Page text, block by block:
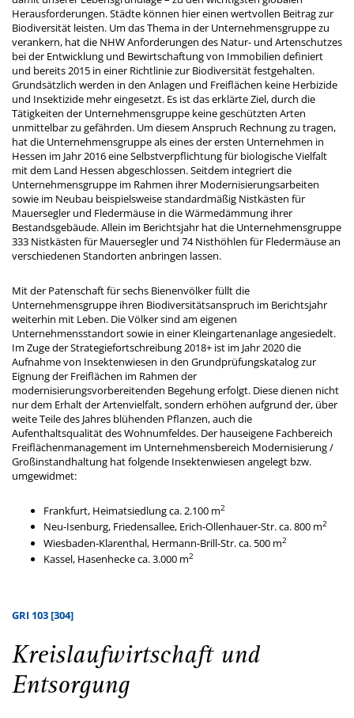
Herausforderungen. Städte können hier einen wertvollen Beitrag zur
Biodiversität leisten. Um das Thema in der Unternehmensgruppe zu
verankern, hat die NHW Anforderungen des Natur- und Artenschutzes
bei der Entwicklung und Bewirtschaftung von Immobilien definiert
und bereits 2015 in einer Richtlinie zur Biodiversität festgehalten.
Grundsätzlich werden in den Anlagen und Freiflächen keine Herbizide
und Insektizide mehr eingesetzt. Es ist das erklärte Ziel, durch die
Tätigkeiten der Unternehmensgruppe keine geschützten Arten
unmittelbar zu gefährden. Um diesem Anspruch Rechnung zu tragen,
hat die Unternehmensgruppe als eines der ersten Unternehmen in
Hessen im Jahr 2016 eine Selbstverpflichtung für biologische Vielfalt
mit dem Land Hessen abgeschlossen. Seitdem integriert die
Unternehmensgruppe im Rahmen ihrer Modernisierungsarbeiten
sowie im Neubau beispielsweise standardmäßig Nistkästen für
Mauersegler und Fledermäuse in die Wärmedämmung ihrer
Bestandsgebäude. Allein im Berichtsjahr hat die Unternehmensgruppe
333 Nistkästen für Mauersegler und 74 Nisthöhlen für Fledermäuse an
verschiedenen Standorten anbringen lassen.
Mit der Patenschaft für sechs Bienenvölker füllt die
Unternehmensgruppe ihren Biodiversitätsanspruch im Berichtsjahr
weiterhin mit Leben. Die Völker sind am eigenen
Unternehmensstandort sowie in einer Kleingartenanlage angesiedelt.
Im Zuge der Strategiefortschreibung 2018+ ist im Jahr 2020 die
Aufnahme von Insektenwiesen in den Grundprüfungskatalog zur
Eignung der Freiflächen im Rahmen der
modernisierungsvorbereitenden Begehung erfolgt. Diese dienen nicht
nur dem Erhalt der Artenvielfalt, sondern erhöhen aufgrund der, über
weite Teile des Jahres blühenden Pflanzen, auch die
Aufenthaltsqualität des Wohnumfeldes. Der hauseigene Fachbereich
Freiflächenmanagement im Unternehmensbereich Modernisierung /
Großinstandhaltung hat folgende Insektenwiesen angelegt bzw.
umgewidmet:
Frankfurt, Heimatsiedlung ca. 2.100 m2
Neu-Isenburg, Friedensallee, Erich-Ollenhauer-Str. ca. 800 m2
Wiesbaden-Klarenthal, Hermann-Brill-Str. ca. 500 m2
Kassel, Hasenhecke ca. 3.000 m2
GRI 103 [304]
Kreislaufwirtschaft und
Entsorgung